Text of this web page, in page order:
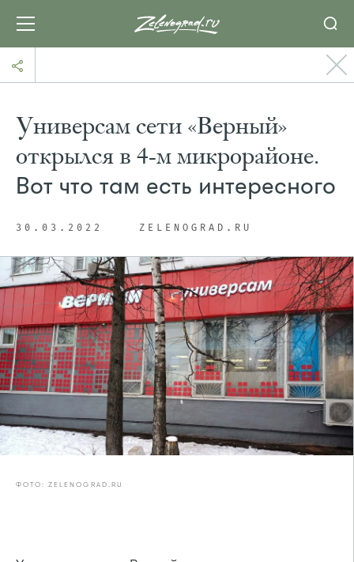
Универсам сети «Верный»
открылся в 4-м микрорайоне.
Вот что там есть интересного
30.03.2022 ZELENOGRAD.RU
ФОТО: ZELENOGRAD.RU